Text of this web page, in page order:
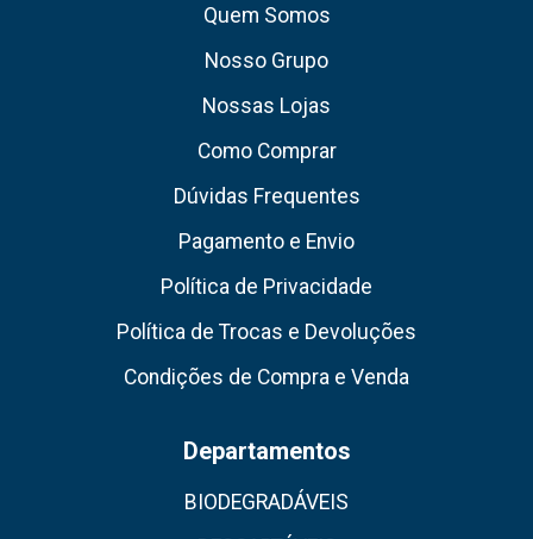
Quem Somos
Nosso Grupo
Nossas Lojas
Como Comprar
Dúvidas Frequentes
Pagamento e Envio
Política de Privacidade
Política de Trocas e Devoluções
Condições de Compra e Venda
Departamentos
BIODEGRADÁVEIS